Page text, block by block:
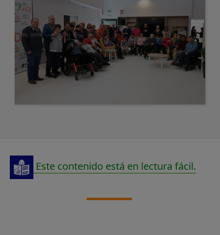
Este contenido está en lectura fácil.